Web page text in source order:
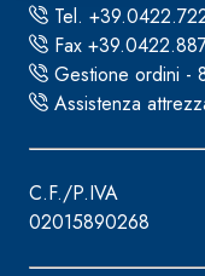
Tel.
Fax
Gestione ordini -
Assistenza
C.F./P.IVA
02015890268